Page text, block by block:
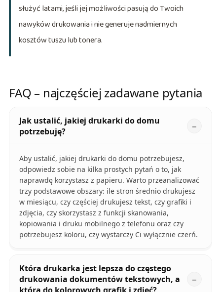
służyć latami, jeśli jej możliwości pasują do Twoich
nawyków drukowania i nie generuje nadmiernych
kosztów tuszu lub tonera.
FAQ – najczęściej zadawane pytania
Jak ustalić, jakiej drukarki do domu
potrzebuję?
Aby ustalić, jakiej drukarki do domu potrzebujesz,
odpowiedz sobie na kilka prostych pytań o to, jak
naprawdę korzystasz z papieru. Warto przeanalizować
trzy podstawowe obszary: ile stron średnio drukujesz
w miesiącu, czy częściej drukujesz tekst, czy grafiki i
zdjęcia, czy skorzystasz z funkcji skanowania,
kopiowania i druku mobilnego z telefonu oraz czy
potrzebujesz koloru, czy wystarczy Ci wyłącznie czerń.
Która drukarka jest lepsza do częstego
drukowania dokumentów tekstowych, a